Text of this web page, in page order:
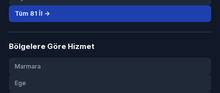
Tüm 81 İl →
Bölgelere Göre Hizmet
Marmara
Ege